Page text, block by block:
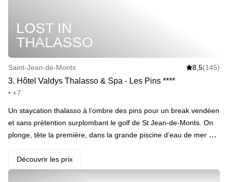
domaine propose des rencontres avec les ostréiculteurs du port –
une immersion iodée au cœur du vivant.
LOST IN
THALASSO
Saint-Jean-de-Monts 8,5(145)
3. Hôtel Valdys Thalasso & Spa - Les Pins ****
• +7
Un staycation thalasso à l’ombre des pins pour un break vendéen
et sans prétention surplombant le golf de St Jean-de-Monts. On
plonge, tête la première, dans la grande piscine d’eau de mer et
programme : enfiler son peignoir, son plus beau bonnet de bain
et filer au spa avec grande piscine d’eau de mer chauffée, bain à
Découvrir les prix